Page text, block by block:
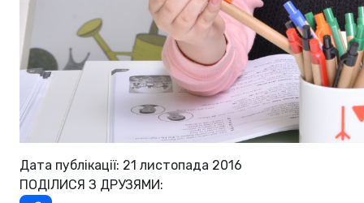
Дата публікації: 21 листопада 2016
ПОДІЛИСЯ З ДРУЗЯМИ: